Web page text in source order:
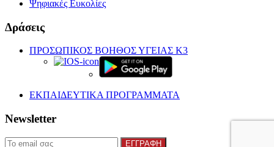
Ψηφιακές Ευκολίες
Δράσεις
ΠΡΟΣΩΠΙΚΟΣ ΒΟΗΘΟΣ ΥΓΕΙΑΣ K3
ΕΚΠΑΙΔΕΥΤΙΚΑ ΠΡΟΓΡΑΜΜΑΤΑ
Newsletter